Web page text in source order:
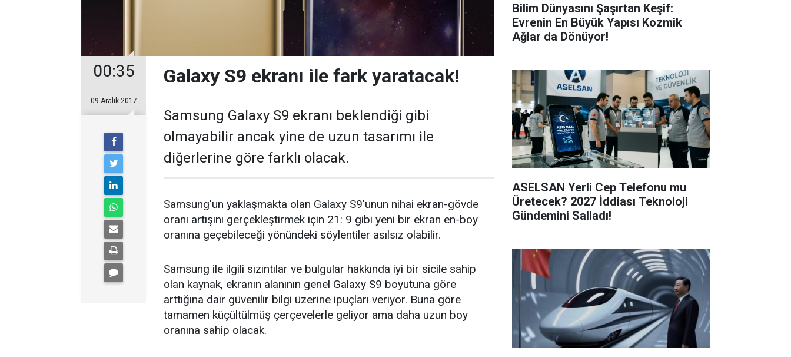
00:35
09 Aralık 2017
Galaxy S9 ekranı ile fark yaratacak!
Samsung Galaxy S9 ekranı beklendiği gibi
olmayabilir ancak yine de uzun tasarımı ile
diğerlerine göre farklı olacak.
Samsung'un yaklaşmakta olan Galaxy S9'unun nihai ekran-gövde
oranı artışını gerçekleştirmek için 21: 9 gibi yeni bir ekran en-boy
oranına geçebileceği yönündeki söylentiler asılsız olabilir.
Samsung ile ilgili sızıntılar ve bulgular hakkında iyi bir sicile sahip
olan kaynak, ekranın alanının genel Galaxy S9 boyutuna göre
arttığına dair güvenilir bilgi üzerine ipuçları veriyor. Buna göre
tamamen küçültülmüş çerçevelerle geliyor ama daha uzun boy
oranına sahip olacak.
Bilim Dünyasını Şaşırtan Keşif:
Evrenin En Büyük Yapısı Kozmik
Ağlar da Dönüyor!
ASELSAN Yerli Cep Telefonu mu
Üretecek? 2027 İddiası Teknoloji
Gündemini Salladı!